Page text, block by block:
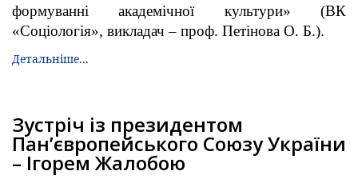
формуванні академічної культури» (ВК
«Соціологія», викладач – проф. Петінова О. Б.).
Детальніше...
Зустріч із президентом
Панʼєвропейського Союзу України
– Ігорем Жалобою